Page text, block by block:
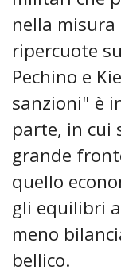
nella
ripercuote
Pechino e
sanzioni" è
parte, in cui
grande
quello
gli equilibri
meno
bellico.